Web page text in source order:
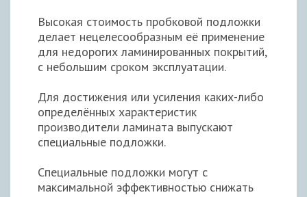
Высокая стоимость пробковой подложки
делает нецелесообразным её применение
для недорогих ламинированных покрытий,
с небольшим сроком эксплуатации.
Для достижения или усиления каких-либо
определённых характеристик
производители ламината выпускают
специальные подложки.
Специальные подложки могут с
максимальной эффективностью снижать